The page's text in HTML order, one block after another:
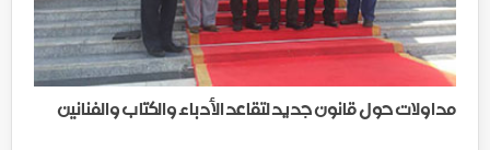
مداولات حول قانون جديد لتقاعد الأدباء والكتّاب والفنانين